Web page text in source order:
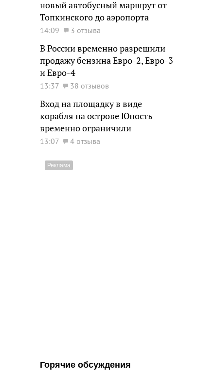
новый автобусный маршрут от
Топкинского до аэропорта
14:09 3 отзыва
В России временно разрешили
продажу бензина Евро-2, Евро-3
и Евро-4
13:37 38 отзывов
Вход на площадку в виде
корабля на острове Юность
временно ограничили
13:07 4 отзыва
Горячие обсуждения